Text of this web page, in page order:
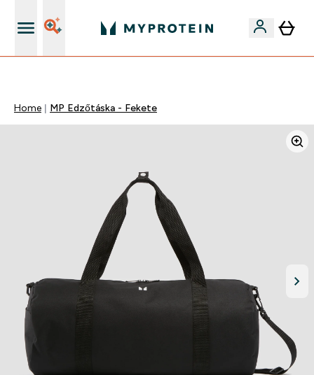
Home MP Edzőtáska - Fekete